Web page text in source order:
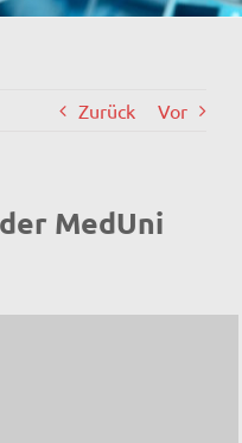
Zurück Vor
MedUni